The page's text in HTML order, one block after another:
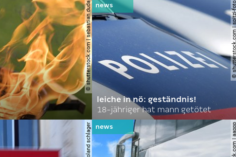
© shutterstock.com | sebastian duda ©
leiche in nö: geständnis!
18-jähriger hat mann getötet